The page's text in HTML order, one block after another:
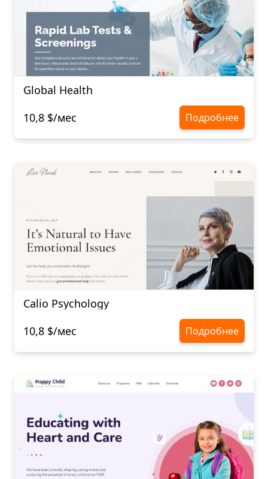
Global Health
10,8 $/мес
Подробнее
Calio Psychology
10,8 $/мес
Подробнее